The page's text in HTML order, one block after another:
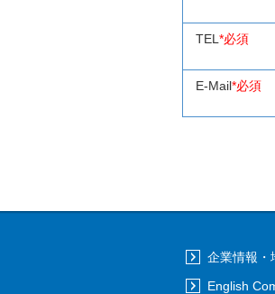
TEL *必須
E-Mail*必須
企業情報・
English